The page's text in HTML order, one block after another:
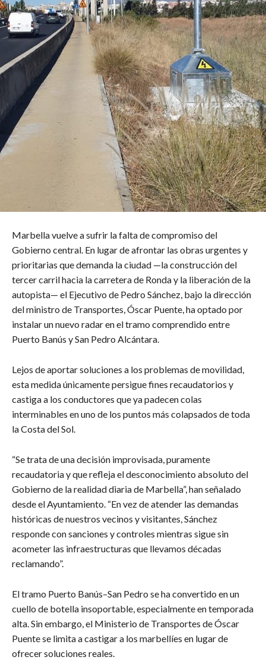
Marbella vuelve a sufrir la falta de compromiso del
Gobierno central. En lugar de afrontar las obras urgentes y
prioritarias que demanda la ciudad —la construcción del
tercer carril hacia la carretera de Ronda y la liberación de la
autopista— el Ejecutivo de Pedro Sánchez, bajo la dirección
del ministro de Transportes, Óscar Puente, ha optado por
instalar un nuevo radar en el tramo comprendido entre
Puerto Banús y San Pedro Alcántara.
Lejos de aportar soluciones a los problemas de movilidad,
esta medida únicamente persigue fines recaudatorios y
castiga a los conductores que ya padecen colas
interminables en uno de los puntos más colapsados de toda
la Costa del Sol.
“Se trata de una decisión improvisada, puramente
recaudatoria y que refleja el desconocimiento absoluto del
Gobierno de la realidad diaria de Marbella”, han señalado
desde el Ayuntamiento. “En vez de atender las demandas
históricas de nuestros vecinos y visitantes, Sánchez
responde con sanciones y controles mientras sigue sin
acometer las infraestructuras que llevamos décadas
reclamando”.
El tramo Puerto Banús–San Pedro se ha convertido en un
cuello de botella insoportable, especialmente en temporada
alta. Sin embargo, el Ministerio de Transportes de Óscar
Puente se limita a castigar a los marbellíes en lugar de
ofrecer soluciones reales.